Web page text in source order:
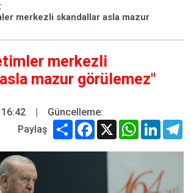
merkezli skandallar asla mazur
merkezli
mazur görülemez"
|
Güncelleme:
Paylaş
Share Facebook
X WhatsApp